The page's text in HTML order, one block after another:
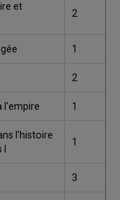
et
2
1
2
l'empire 1
l'histoire
1
3